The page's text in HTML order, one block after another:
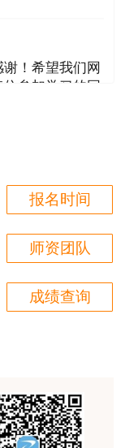
卷满分的
78分
96分
个专业，
、民航机场工
电工程
化与调整，建
考，如有异议
！希望我们网
参加学习的同
满意。希望我
取得满意的结
，老师讲解通
题卷压中的知
将近70%的小
报名时间
师资团队
成绩查询